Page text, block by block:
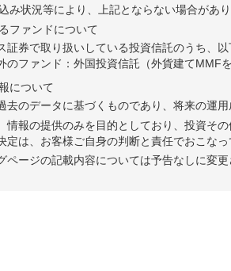
み状況等により、上記とならない場合があ
ファンドについて
証券で取り扱いしている投資信託のうち、
のファンド：外国投資信託（外貨建てMMF
について
去のデータに基づくものであり、将来の運
情報の提供のみを目的としており、投資そ
定は、お客様ご自身の判断と責任でおこな
ページの記載内容については予告なしに変